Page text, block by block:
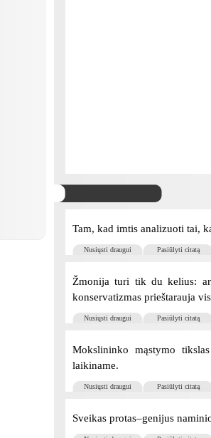
Tam, kad imtis analizuoti tai,
Nusiųsti draugui Pasiūlyti citatą
Žmonija turi tik du kelius:
konservatizmas prieštarauja
Nusiųsti draugui Pasiūlyti citatą
Mokslininko mąstymo
laikiname.
Nusiųsti draugui Pasiūlyti citatą
Sveikas protas–genijus